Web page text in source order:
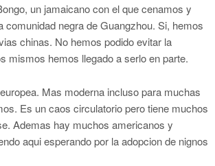
un jamaicano con el que cenamos y
negra de Guangzhou. Si, hemos
chinas. No hemos podido evitar la
mismos hemos llegado a serlo en parte.
Mas moderna incluso para muchas
Es un caos circulatorio pero tiene muchos
Ademas hay muchos americanos y
aqui esperando por la adopcion de nignos